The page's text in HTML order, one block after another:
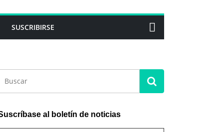
SUSCRIBIRSE
al boletín de noticias